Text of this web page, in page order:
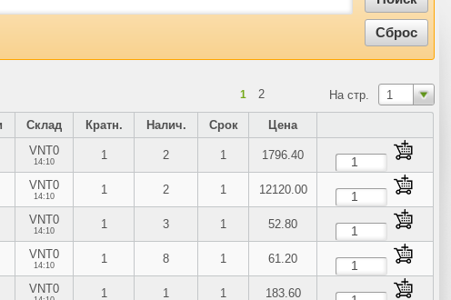
На стр. 1
1 2
Склад Кратн. Налич. Срок Цена
VNT0
14:10 1 2 1 1796.40
VNT0
14:10 1 2 1 12120.00
VNT0
14:10 1 3 1 52.80
VNT0
14:10 1 8 1 61.20
VNT0 1 1 1 183.60